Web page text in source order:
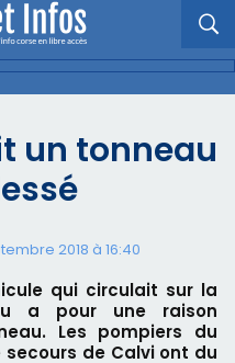
un tonneau
2018 à 16:40
qui circulait sur la
a pour une raison
Les pompiers du
de Calvi ont du